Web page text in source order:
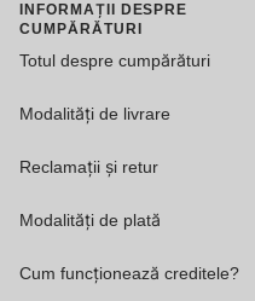
INFORMAȚII DESPRE
CUMPĂRĂTURI
Totul despre cumpărături
Modalități de livrare
Reclamații și retur
Modalități de plată
Cum funcționează creditele?